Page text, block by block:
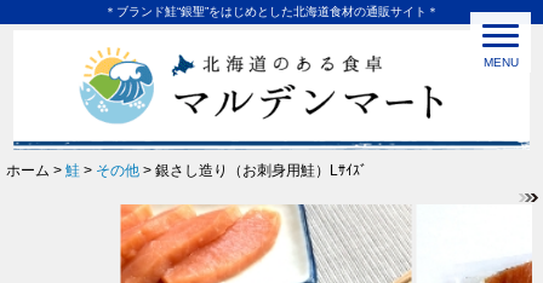
＊ブランド鮭“銀聖”をはじめとした北海道食材の通販サイト＊
MENU
ホーム > 鮭 > その他 > 銀さし造り（お刺身用鮭）Lｻｲｽﾞ